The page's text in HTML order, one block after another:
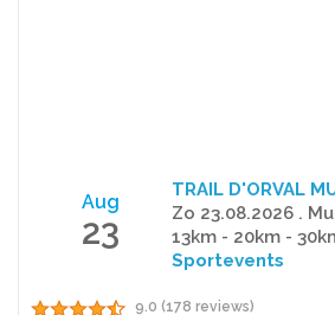
Aug
23
TRAIL D'ORVAL
Zo 23.08.2026 .
13km - 20km -
Sportevents
9.0 (178 reviews)